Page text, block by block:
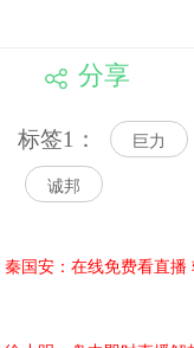
分享
标签1： 巨力
诚邦
秦国安：在线免费看直播